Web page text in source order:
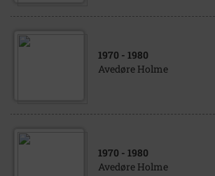
1970 - 1980
Avedøre Holme
1970 - 1980
Avedøre Holme